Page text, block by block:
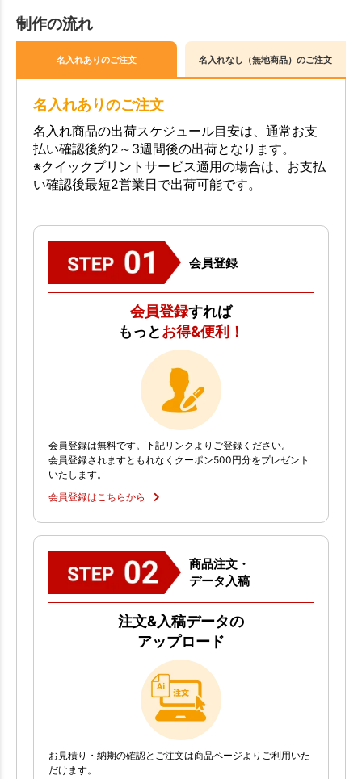
制作の流れ
名入れありのご注文 名入れなし（無地商品）のご注文
名入れありのご注文
名入れ商品の出荷スケジュール目安は、通常お支
払い確認後約2～3週間後の出荷となります。
※クイックプリントサービス適用の場合は、お支払
い確認後最短2営業日で出荷可能です。
会員登録
会員登録すれば
もっとお得&便利！
会員登録は無料です。下記リンクよりご登録ください。
会員登録されますともれなくクーポン500円分をプレゼント
いたします。
会員登録はこちらから
商品注文・
データ入稿
注文&入稿データの
アップロード
お見積り・納期の確認とご注文は商品ページよりご利用いた
だけます。